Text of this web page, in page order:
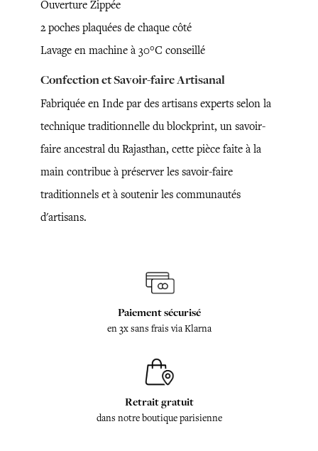
Ouverture Zippée
2 poches plaquées de chaque côté
Lavage en machine à 30°C conseillé
Confection et Savoir-faire Artisanal
Fabriquée en Inde par des artisans experts selon la
technique traditionnelle du blockprint, un savoir-
faire ancestral du Rajasthan, cette pièce faite à la
main contribue à préserver les savoir-faire
traditionnels et à soutenir les communautés
d'artisans.
Paiement sécurisé
en 3x sans frais via Klarna
Retrait gratuit
dans notre boutique parisienne